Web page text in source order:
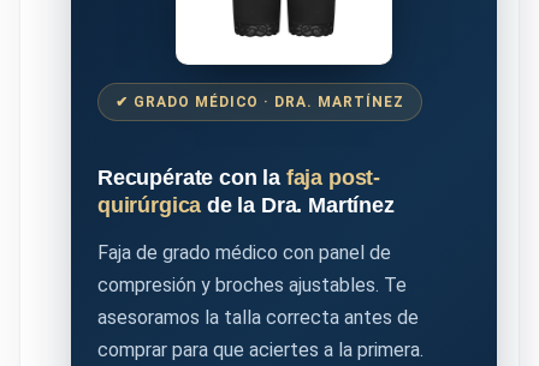
✔ GRADO MÉDICO · DRA. MARTÍNEZ
Recupérate con la faja post-
quirúrgica de la Dra. Martínez
Faja de grado médico con panel de
compresión y broches ajustables. Te
asesoramos la talla correcta antes de
comprar para que aciertes a la primera.